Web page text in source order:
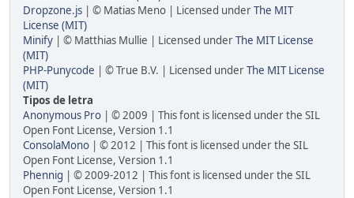
Dropzone.js | © Matias Meno | Licensed underThe MIT
License (MIT)
Minify | © Matthias Mullie | Licensed underThe MIT License
(MIT)
PHP-Punycode | © True B.V. | Licensed underThe MIT License
(MIT)
Tipos de letra
Anonymous Pro | © 2009 | This font is licensed under the SIL
Open Font License, Version 1.1
ConsolaMono | © 2012 | This font is licensed under the SIL
Open Font License, Version 1.1
Phennig | © 2009-2012 | This font is licensed under the SIL
Open Font License, Version 1.1